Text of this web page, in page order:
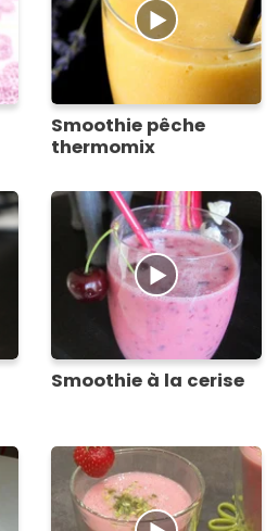
Smoothie pêche
thermomix
Smoothie à la cerise